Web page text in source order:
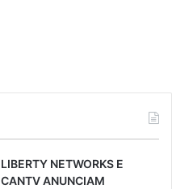
LIBERTY NETWORKS E
CANTV ANUNCIAM